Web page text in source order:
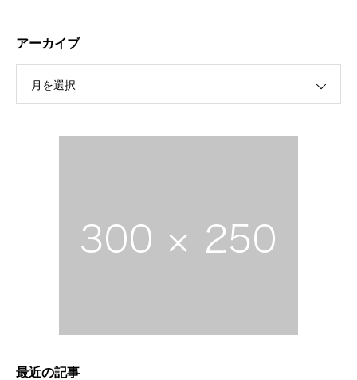
アーカイブ
月を選択
最近の記事